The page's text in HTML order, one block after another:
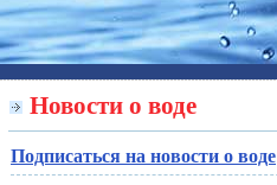
Новости о воде
Подписаться на новости о воде